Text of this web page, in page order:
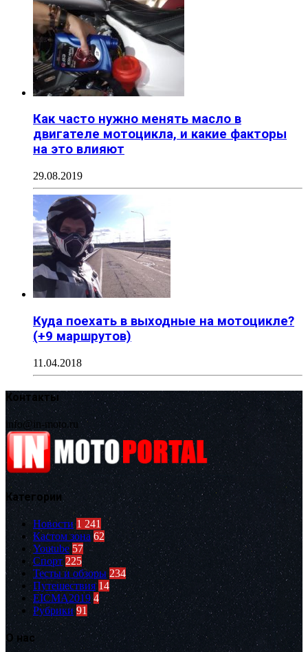
Как часто нужно менять масло в
двигателе мотоцикла, и какие факторы
на это влияют
29.08.2019
Куда поехать в выходные на мотоцикле?
(+9 маршрутов)
11.04.2018
Контакты
info@in-moto.ru
Категории
Новости 1 241
Кастом зона 62
Youtube 57
Спорт 225
Тесты и обзоры 234
Путешествия 14
EICMA2019 4
Рубрики 91
О нас